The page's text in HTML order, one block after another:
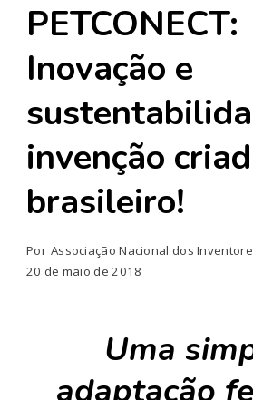
PETCONECT:
Inovação e
invenção
brasileiro!
Por Associação Nacional dos
20 de maio de 2018
Uma